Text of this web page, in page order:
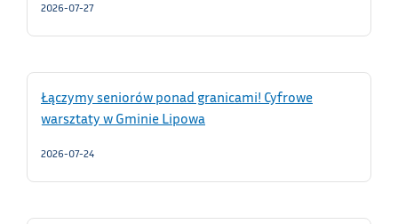
2026-07-27
Łączymy seniorów ponad granicami! Cyfrowe
warsztaty w Gminie Lipowa
2026-07-24